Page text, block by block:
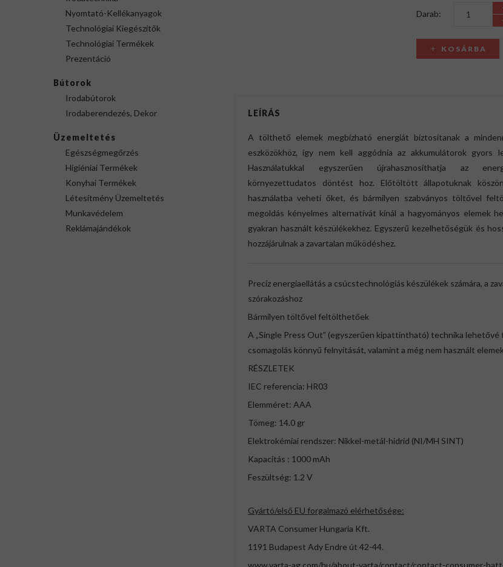
Nyomtató-Kellékanyagok
Technológiai Kiegészítők
Technológiai Termékek
Prezentáció
Bútorok
Irodabútorok
Irodaberendezés, Dekor
Üzemeltetés
Egészségmegőrzés
Higiéniai Termékek
Konyhai Termékek
Létesítmény Üzemeltetés
Munkavédelem
Reklámajándékok
Darab:
KOSÁRBA
LEÍRÁS
A tölthető elemek megbízható energiát biztosítanak a
eszközökhöz, így nem kell aggódnia az akkumulátorok gyors
Használatukkal egyszerűen újrahasznosíthatja az
környezettudatos döntést hoz. Előtöltött állapotuknak
használatba veheti őket, és bármilyen szabványos töltővel
megoldás kényelmes alternatívát kínál a hagyományos elemek
gyakran használt készülékekhez. Egyszerű kezelhetőségük és
hozzájárulnak a zavartalan működéshez.
Precíz energiaellátás a csúcstechnológiás készülékek számára, a
szórakozáshoz
Bármilyen töltővel feltölthetőek
A „Single Press Out” (egyszerűen kipattintható) technika lehetővé
csomagolás könnyű felnyitását, valamint a még nem használt
RÉSZLETEK
IEC referencia: HR03
Elemméret: AAA
Tömeg: 14.0 gr
Elektrokémiai rendszer: Nikkel-metál-hidrid (NI/MH SINT)
Kapacitás : 1000 mAh
Feszültség: 1.2 V
Gyártó/első EU forgalmazó elérhetősége:
VARTA Consumer Hungaria Kft.
1191 Budapest Ady Endre út 42-44.
www.varta-ag.com/hu/about-varta/contact/contact-consumer-